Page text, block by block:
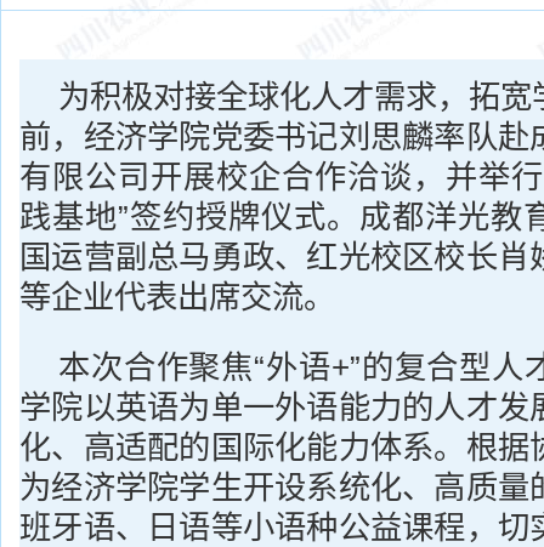
为积极对接全球化人才需求，拓
前，经济学院党委书记刘思麟率队赴
有限公司开展校企合作洽谈，并举
践基地”签约授牌仪式。成都洋光教
国运营副总马勇政、红光校区校长肖
等企业代表出席交流。
本次合作聚焦“外语+”的复合型人
学院以英语为单一外语能力的人才发
化、高适配的国际化能力体系。根据
为经济学院学生开设系统化、高质量
班牙语、日语等小语种公益课程，切